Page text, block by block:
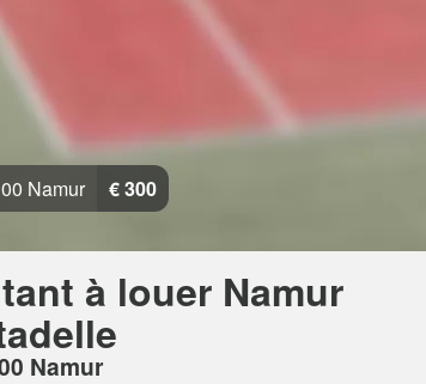
Namur € 300
à louer Namur
Namur